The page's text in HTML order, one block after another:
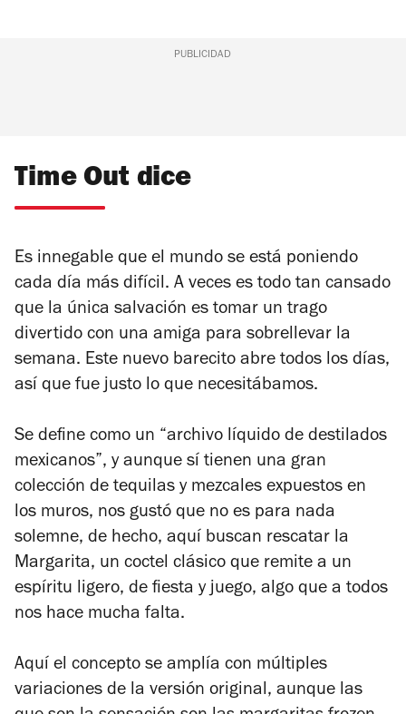
PUBLICIDAD
Time Out dice
Es innegable que el mundo se está poniendo
cada día más difícil. A veces es todo tan cansado
que la única salvación es tomar un trago
divertido con una amiga para sobrellevar la
semana. Este nuevo barecito abre todos los días,
así que fue justo lo que necesitábamos.
Se define como un “archivo líquido de destilados
mexicanos”, y aunque sí tienen una gran
colección de tequilas y mezcales expuestos en
los muros, nos gustó que no es para nada
solemne, de hecho, aquí buscan rescatar la
Margarita, un coctel clásico que remite a un
espíritu ligero, de fiesta y juego, algo que a todos
nos hace mucha falta.
Aquí el concepto se amplía con múltiples
variaciones de la versión original, aunque las